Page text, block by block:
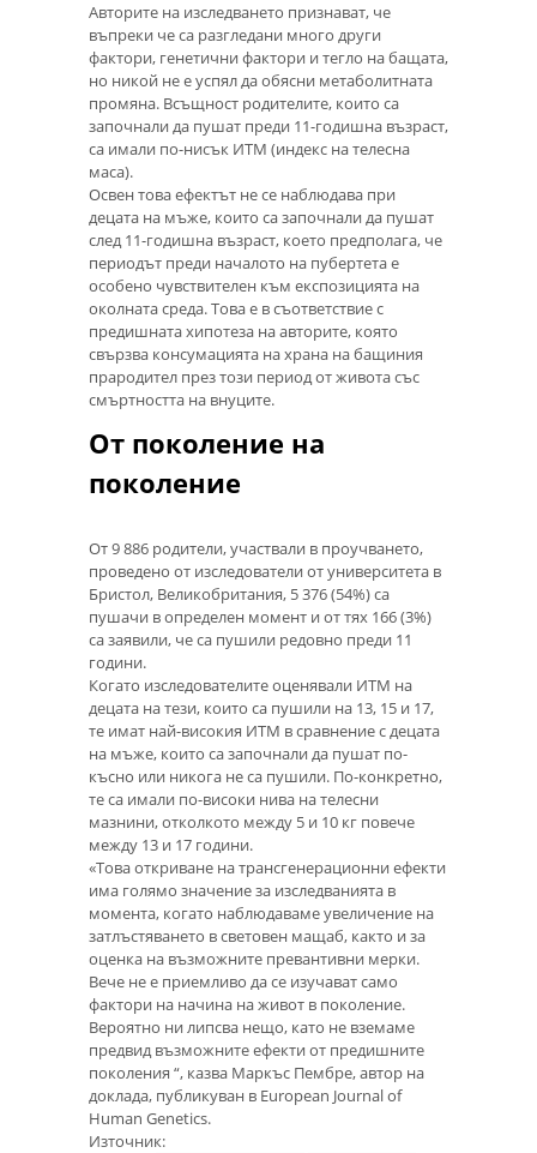
Авторите на изследването признават, че
въпреки че са разгледани много други
фактори, генетични фактори и тегло на бащата,
но никой не е успял да обясни метаболитната
промяна. Всъщност родителите, които са
започнали да пушат преди 11-годишна възраст,
са имали по-нисък ИТМ (индекс на телесна
маса).
Освен това ефектът не се наблюдава при
децата на мъже, които са започнали да пушат
след 11-годишна възраст, което предполага, че
периодът преди началото на пубертета е
особено чувствителен към експозицията на
околната среда. Това е в съответствие с
предишната хипотеза на авторите, която
свързва консумацията на храна на бащиния
прародител през този период от живота със
смъртността на внуците.
От поколение на
поколение
От 9 886 родители, участвали в проучването,
проведено от изследователи от университета в
Бристол, Великобритания, 5 376 (54%) са
пушачи в определен момент и от тях 166 (3%)
са заявили, че са пушили редовно преди 11
години.
Когато изследователите оценявали ИТМ на
децата на тези, които са пушили на 13, 15 и 17,
те имат най-високия ИТМ в сравнение с децата
на мъже, които са започнали да пушат по-
късно или никога не са пушили. По-конкретно,
те са имали по-високи нива на телесни
мазнини, отколкото между 5 и 10 кг повече
между 13 и 17 години.
«Това откриване на трансгенерационни ефекти
има голямо значение за изследванията в
момента, когато наблюдаваме увеличение на
затлъстяването в световен мащаб, както и за
оценка на възможните превантивни мерки.
Вече не е приемливо да се изучават само
фактори на начина на живот в поколение.
Вероятно ни липсва нещо, като не вземаме
предвид възможните ефекти от предишните
поколения “, казва Маркъс Пембре, автор на
доклада, публикуван в European Journal of
Human Genetics.
Източник: